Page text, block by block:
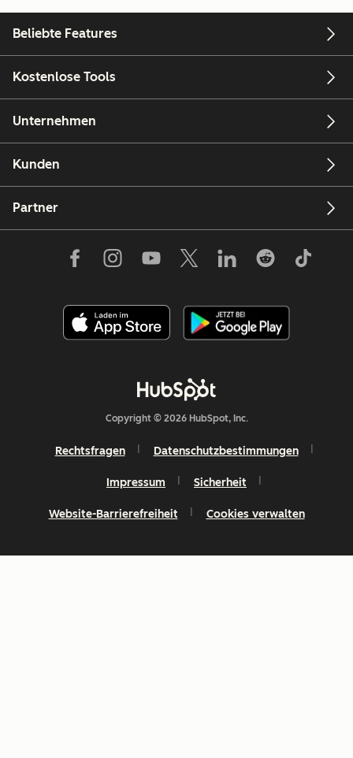
Beliebte Features
Kostenlose Tools
Unternehmen
Kunden
Partner
Copyright © 2026 HubSpot, Inc.
Rechtsfragen Datenschutzbestimmungen
Impressum Sicherheit
Website-Barrierefreiheit Cookies verwalten